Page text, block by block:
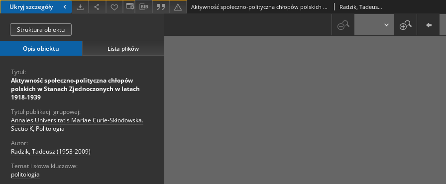
Ukryj szczegóły Aktywność społeczno-polityczna chłopów polskich w Stanach Zjednoczonych w latach 1918-1939 Radzik, Tadeusz (1953-2009)
Struktura obiektu
Opis obiektu Lista plików
Tytuł:
Aktywność społeczno-polityczna chłopów
polskich w Stanach Zjednoczonych w latach
1918-1939
Tytuł publikacji grupowej:
Annales Universitatis Mariae Curie-Skłodowska.
Sectio K, Politologia
Autor:
Radzik, Tadeusz (1953-2009)
Temat i słowa kluczowe:
politologia